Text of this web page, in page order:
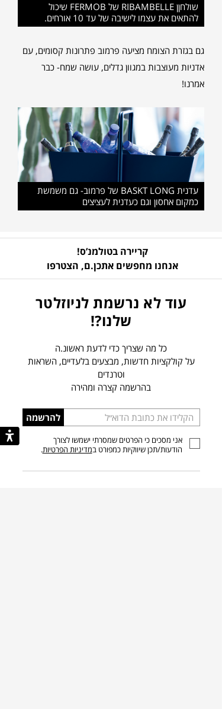
שולחןן RIBAMBELLE של FERMOB שיכול
להתאים את עצמו לישיבה של עד 10 אורחים.
גם בגזרת הצומח מציעה פרמוב פתרונות קסומים, עם
אדניות מעוצבות במגוון גדלים, עושה שמח- כבר
אמרנו!
עדנית BASKT LONG של פרמוב- גם משמשת
כמקום אחסון וגם כעדנית לעציצים
קריירה בטולמנ’ס!
אנחנו מחפשים אתכן.ם, הצטרפו
עוד לא נרשמת לניוזלטר
שלנו?!
כל מה שצריך כדי לדעת ראשונ.ה
על קולקציות חדשות, מבצעים בלעדיים, השראות
וטרנדים
בהרשמה קצרה ומהירה
הכניסו
כתובת
דוא”ל
להרשמה
אני מסכים כי הפרטים שמסרתי ישמשו לצורך
הודעות/תכן שיווקיות כמפורט במדיניות הפרטיות.